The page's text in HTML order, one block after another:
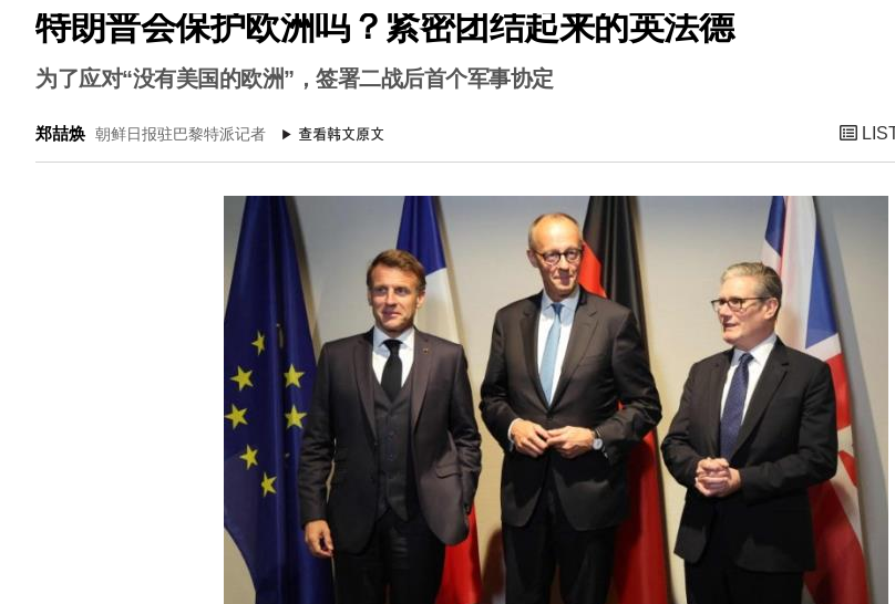
特朗普会保护欧洲吗？紧密团结起来的英法德
为了应对“没有美国的欧洲”，签署二战后首个军事协定
郑喆焕 朝鲜日报驻巴黎特派记者